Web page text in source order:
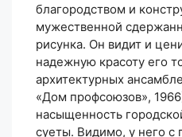
благородством и
мужественной
рисунка. Он видит и
надежную красоту его
архитектурных
«Дом профсоюзов»,
насыщенность
суеты. Видимо, у него с